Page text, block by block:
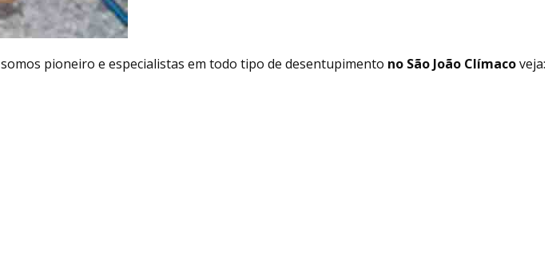
somos pioneiro e especialistas em todo tipo de desentupimento no São João Clímacoveja: